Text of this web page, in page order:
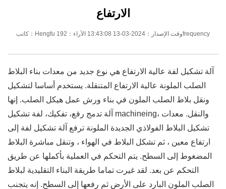
الارتفاع
كاتب：Hengfu وقت الإصدار：2024-03-13 13:43:08 الآراء：192frequency
آلة تشكيل لفة عالية الارتفاع هي نوع جديد من معدات بناء البلاط
الصلب الملونة عالية الارتفاع المتنقلة. يستخدم أساسا لتشكيل
ونقل بلاط الصلب الملون في بناء ورش عمل هيكل الصلب. إنها
آلة تدمج رفع، تفكيك، لفة تشكيل machineing، والنقل. معدات
تشكيل البلاط الفولاذي الجديدة الملونة ترفع آلة تشكيل لفة إلى
ارتفاع معين ، ثم تشكل البلاط في الهواء ، وتنقل مباشرة البلاط
المضغوط إلى السطح. يتم التحكم في العملية بأكملها عن طريق
التحكم عن بعد. لقد غيرت تماما طريقة البناء التقليدية لبلاط
الصلب الملون البارد على الأرض ثم رفعها إلى السطح. إنه يتجنب